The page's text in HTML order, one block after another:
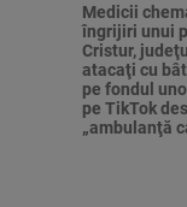
Medicii
îngrijiri unui
Cristur,
atacaţi cu
pe fondul
pe TikTok
„ambulanţă